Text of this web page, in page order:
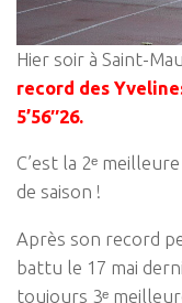
Hier soir à Saint-
record des
5’56″26.
C’est la 2ᵉ
de saison !
Après son record
battu le 17 mai
toujours 3ᵉ